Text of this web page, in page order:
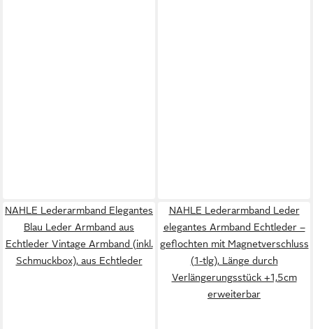
NAHLE Lederarmband Elegantes
Blau Leder Armband aus
Echtleder Vintage Armband (inkl.
Schmuckbox), aus Echtleder
NAHLE Lederarmband Leder
elegantes Armband Echtleder –
geflochten mit Magnetverschluss
(1-tlg), Länge durch
Verlängerungsstück +1,5cm
erweiterbar